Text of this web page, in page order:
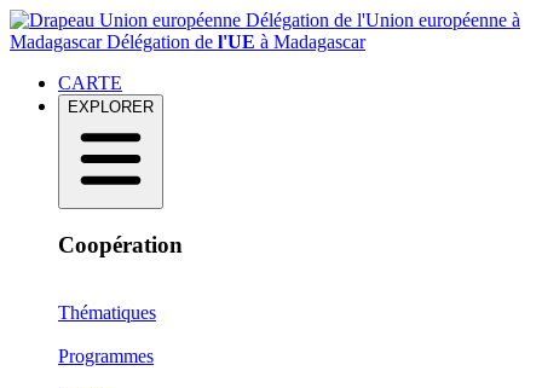
Délégation de l'Union européenne à
MadagascarDélégation de l'UE à Madagascar
CARTE
EXPLORER
Coopération
Thématiques
Programmes